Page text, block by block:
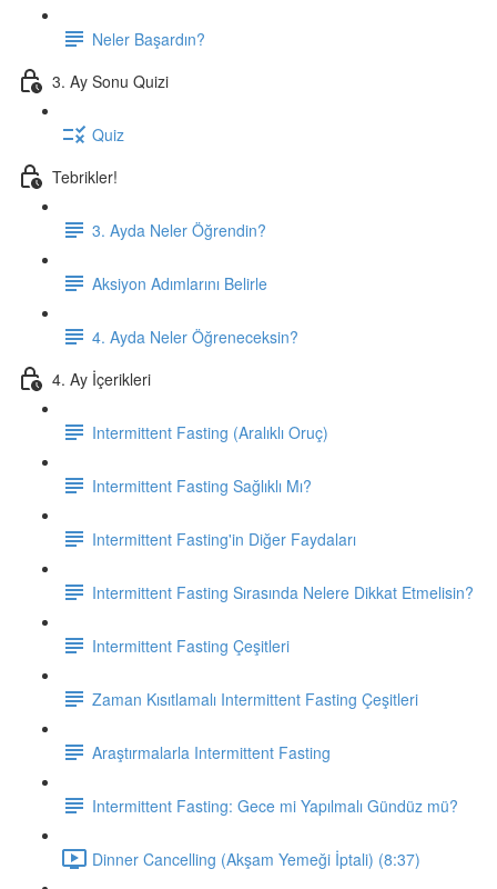
Neler Başardın?
3. Ay Sonu Quizi
Quiz
Tebrikler!
3. Ayda Neler Öğrendin?
Aksiyon Adımlarını Belirle
4. Ayda Neler Öğreneceksin?
4. Ay İçerikleri
Intermittent Fasting (Aralıklı Oruç)
Intermittent Fasting Sağlıklı Mı?
Intermittent Fasting'in Diğer Faydaları
Intermittent Fasting Sırasında Nelere Dikkat Etmelisin?
Intermittent Fasting Çeşitleri
Zaman Kısıtlamalı Intermittent Fasting Çeşitleri
Araştırmalarla Intermittent Fasting
Intermittent Fasting: Gece mi Yapılmalı Gündüz mü?
Dinner Cancelling (Akşam Yemeği İptali) (8:37)